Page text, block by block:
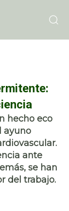
hecho eco
ayuno
ante
se han
del trabajo.